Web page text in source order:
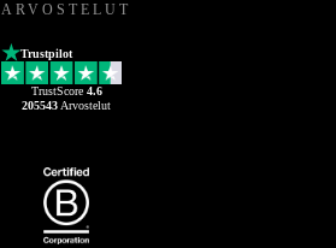
ARVOSTELUT
Trustpilot
TrustScore 4.6
205543 Arvostelut